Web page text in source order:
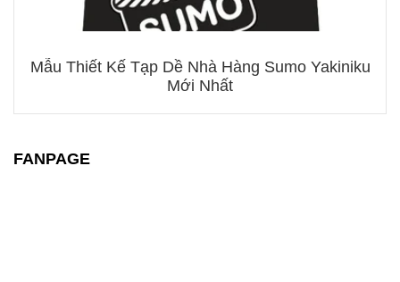
Mẫu Thiết Kế Tạp Dề Nhà Hàng Sumo Yakiniku
Mới Nhất
FANPAGE